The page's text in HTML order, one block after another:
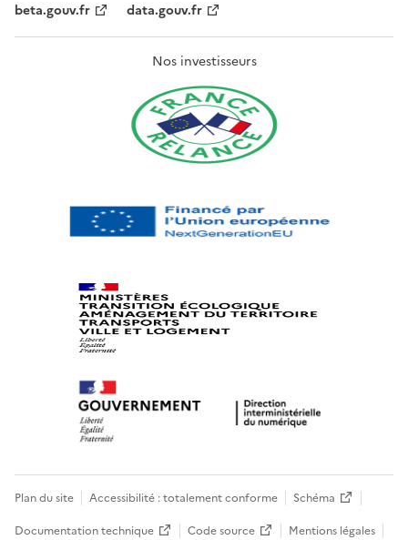
beta.gouv.fr
data.gouv.fr
Nos investisseurs
Plan du site Accessibilité : totalement conforme
Schéma
Documentation technique
Code source
Mentions légales